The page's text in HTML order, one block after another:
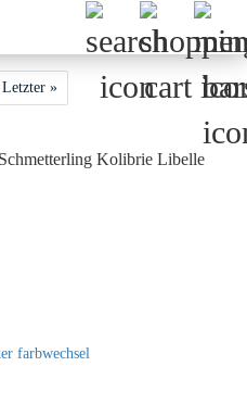
Letzter »
Kolibrie Libelle